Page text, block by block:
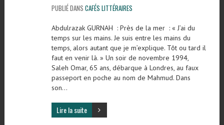
PUBLIÉ DANS CAFÉS LITTÉRAIRES
Abdulrazak GURNAH : Près de la mer : « J’ai du
temps sur les mains. Je suis entre les mains du
temps, alors autant que je m’explique. Tôt ou tard il
faut en venir là. » Un soir de novembre 1994,
Saleh Omar, 65 ans, débarque à Londres, au faux
passeport en poche au nom de Mahmud. Dans
son…
Lire la suite